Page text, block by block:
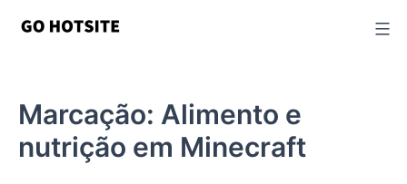
Marcação: Alimento e
nutrição em Minecraft